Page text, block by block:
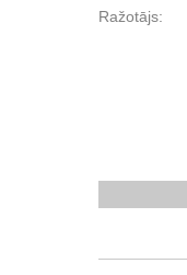
Ražotājs: